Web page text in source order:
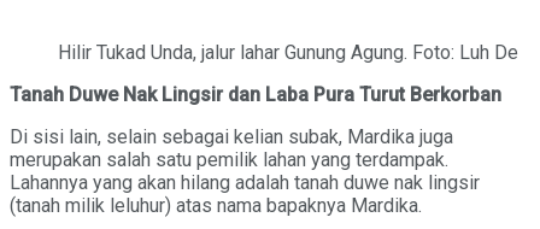
Hilir Tukad Unda, jalur lahar Gunung Agung. Foto: Luh De
Tanah Duwe Nak Lingsir dan Laba Pura Turut Berkorban
Di sisi lain, selain sebagai kelian subak, Mardika juga
merupakan salah satu pemilik lahan yang terdampak.
Lahannya yang akan hilang adalah tanah duwe nak lingsir
(tanah milik leluhur) atas nama bapaknya Mardika.